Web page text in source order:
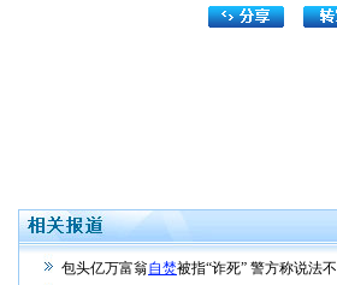
包头亿万富翁自焚被指“诈死” 警方称说法